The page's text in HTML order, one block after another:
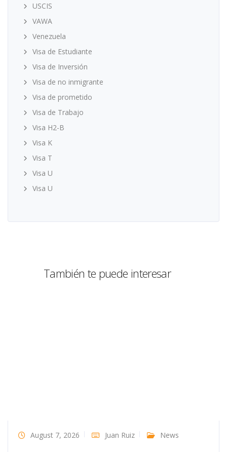
USCIS
VAWA
Venezuela
Visa de Estudiante
Visa de Inversión
Visa de no inmigrante
Visa de prometido
Visa de Trabajo
Visa H2-B
Visa K
Visa T
Visa U
Visa U
También te puede interesar
August 7, 2026 Juan Ruiz News